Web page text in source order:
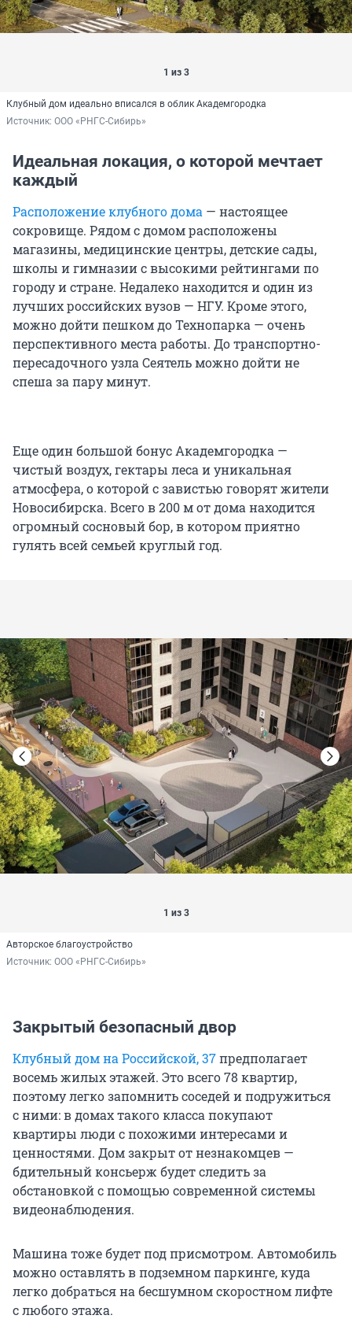
1 из 3
Клубный дом идеально вписался в облик Академгородка
Источник: ООО «РНГС-Сибирь»
Идеальная локация, о которой мечтает
каждый
Расположение клубного дома — настоящее
сокровище. Рядом с домом расположены
магазины, медицинские центры, детские сады,
школы и гимназии с высокими рейтингами по
городу и стране. Недалеко находится и один из
лучших российских вузов — НГУ. Кроме этого,
можно дойти пешком до Технопарка — очень
перспективного места работы. До транспортно-
пересадочного узла Сеятель можно дойти не
спеша за пару минут.
Еще один большой бонус Академгородка —
чистый воздух, гектары леса и уникальная
атмосфера, о которой с завистью говорят жители
Новосибирска. Всего в 200 м от дома находится
огромный сосновый бор, в котором приятно
гулять всей семьей круглый год.
1 из 3
Авторское благоустройство
Источник: ООО «РНГС-Сибирь»
Закрытый безопасный двор
Клубный дом на Российской, 37предполагает
восемь жилых этажей. Это всего 78 квартир,
поэтому легко запомнить соседей и подружиться
с ними: в домах такого класса покупают
квартиры люди с похожими интересами и
ценностями. Дом закрыт от незнакомцев —
бдительный консьерж будет следить за
обстановкой с помощью современной системы
видеонаблюдения.
Машина тоже будет под присмотром. Автомобиль
можно оставлять в подземном паркинге, куда
легко добраться на бесшумном скоростном лифте
с любого этажа.